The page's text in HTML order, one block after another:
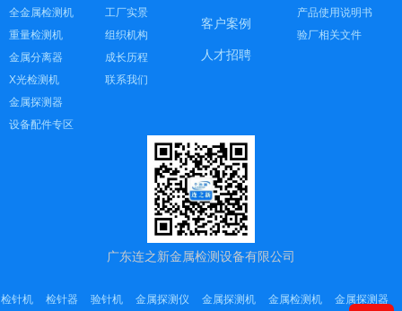
全金属检测机
重量检测机
金属分离器
X光检测机
金属探测器
设备配件专区
工厂实景
组织机构
成长历程
联系我们
客户案例
人才招聘
产品使用说明书
验厂相关文件
广东连之新金属检测设备有限公司
检针机 检针器 验针机 金属探测仪 金属探测机 金属检测机 金属探测器